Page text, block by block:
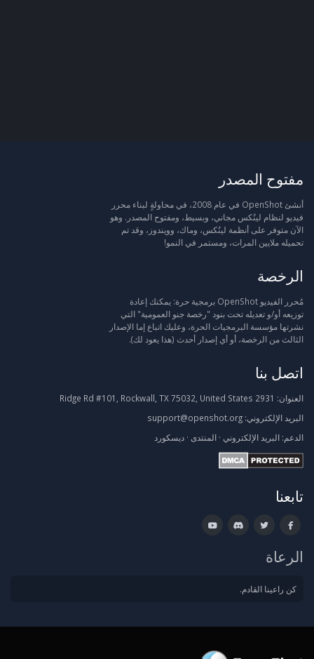
مفتوح المصدر
أنشئ OpenShot في عام 2008، في محاولةٍ لبناء محرر
فيديو لنظام لينُكس مجاني، وبسيط، ومفتوح المصدر. وهو
الآن متوفر على أنظمة لينُكس، وماك، وويندوز، وقد تم
تحميله ملايين المرات، ومستمر في النمو!
الرخصة
مُحرر الفيديو OpenShot برمجية حرة: يمكنك إعادة
توزيعه أو/و تعديله تحت بنود "رخصة جنو العمومية" التي
نشرتها مؤسسة البرمجيات الحرة، وعليك اتباع إما الإصدار
الثالث من الرخصة، أو أي إصدار أحدث (هذا يعود لك).
اتصل بنا
العنوان:
البريد الإلكتروني: support@openshot.org
الدعم: البريد الإلكتروني · المنتدى · ديسكورد
تابعنا
الرعاة
كن راعينا القادم.